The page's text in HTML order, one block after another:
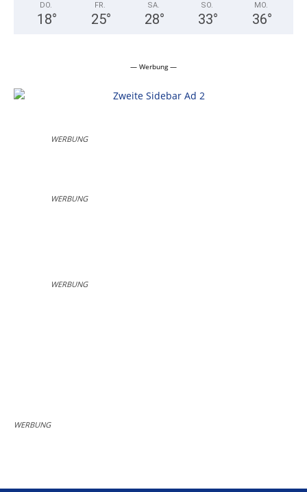
DO.
18°
FR.
25°
SA.
28°
SO.
33°
MO.
36°
— Werbung —
WERBUNG
WERBUNG
WERBUNG
WERBUNG